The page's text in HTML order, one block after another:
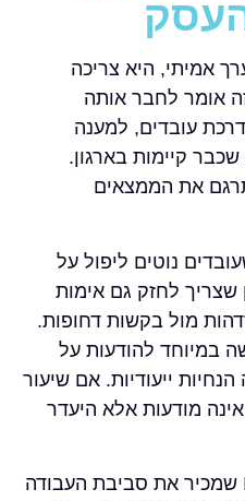
אמיתי, היא צריכה
אומר לחבר אותה
עובדים, למענה
קיימות בארגון.
את הממצאים
נוטים ליפול על
שצריך לחזק גם אימות
מול בקשות דחופות.
במיוחד להודעות על
ייעודיות. אם שיעור
אינה מודעות אלא היעדר
כאן נכנס הערך של שותף IT שמכיר את סביבת העבודה